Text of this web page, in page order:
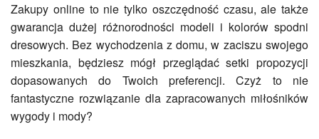
Zakupy online to nie tylko oszczędność czasu, ale także
gwarancja dużej różnorodności modeli i kolorów spodni
dresowych. Bez wychodzenia z domu, w zaciszu swojego
mieszkania, będziesz mógł przeglądać setki propozycji
dopasowanych do Twoich preferencji. Czyż to nie
fantastyczne rozwiązanie dla zapracowanych miłośników
wygody i mody?